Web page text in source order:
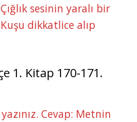
sesinin yaralı bir
dikkatlice alıp
1. Kitap 170-171.
Cevap: Metnin